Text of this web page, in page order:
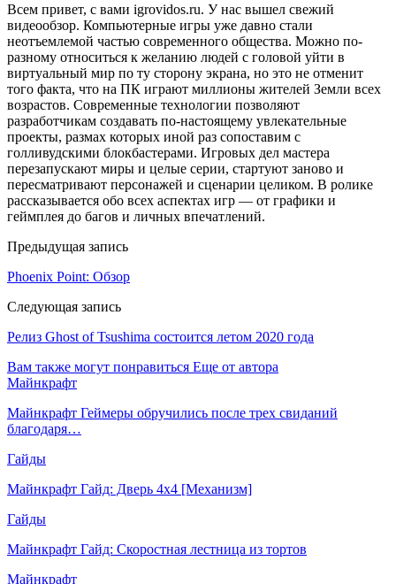
Всем привет, с вами igrovidos.ru. У нас вышел свежий
видеообзор. Компьютерные игры уже давно стали
неотъемлемой частью современного общества. Можно по-
разному относиться к желанию людей с головой уйти в
виртуальный мир по ту сторону экрана, но это не отменит
того факта, что на ПК играют миллионы жителей Земли всех
возрастов. Современные технологии позволяют
разработчикам создавать по-настоящему увлекательные
проекты, размах которых иной раз сопоставим с
голливудскими блокбастерами. Игровых дел мастера
перезапускают миры и целые серии, стартуют заново и
пересматривают персонажей и сценарии целиком. В ролике
рассказывается обо всех аспектах игр — от графики и
геймплея до багов и личных впечатлений.
Предыдущая запись
Phoenix Point: Обзор
Следующая запись
Релиз Ghost of Tsushima состоится летом 2020 года
Вам также могут понравиться Еще от автора
Майнкрафт
Майнкрафт Геймеры обручились после трех свиданий
благодаря…
Гайды
Майнкрафт Гайд: Дверь 4х4 [Механизм]
Гайды
Майнкрафт Гайд: Скоростная лестница из тортов
Майнкрафт